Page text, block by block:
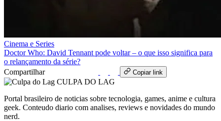
Cinema e Series
Doctor Who: David Tennant pode voltar – o que isso significa para
o relançamento da série?
Compartilhar
Copiar link
CULPA DO LAG
Portal brasileiro de noticias sobre tecnologia, games, anime e cultura
geek. Conteudo diario com analises, reviews e novidades do mundo
nerd.